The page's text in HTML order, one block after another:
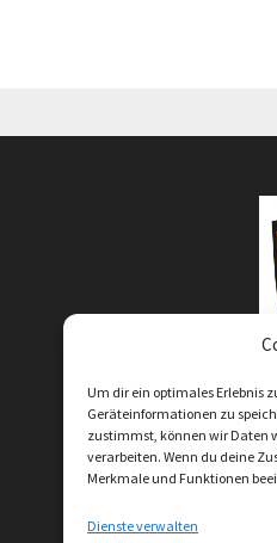
Um dir ein optimales Erlebnis
Geräteinformationen zu
zustimmst, können wir Daten
verarbeiten. Wenn du deine
Merkmale und Funktionen
Dienste verwalten